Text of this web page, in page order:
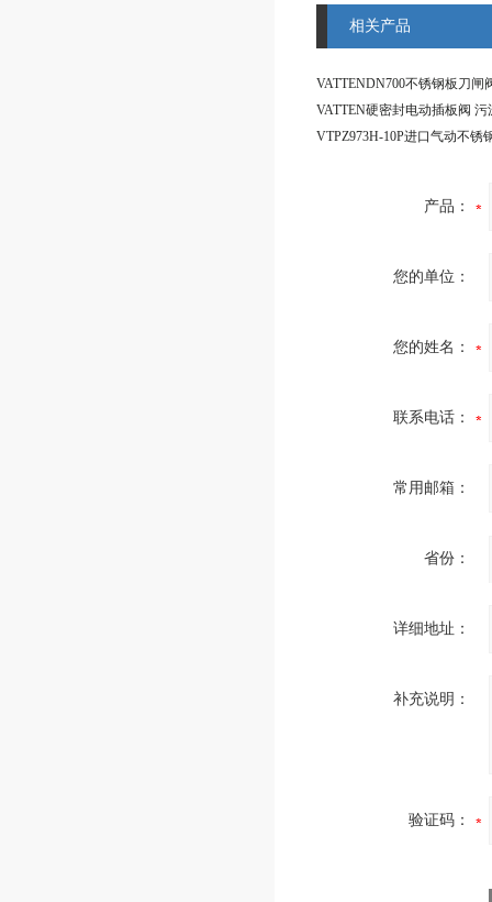
相关产品
产品：
您的单位：
您的姓名：
联系电话：
常用邮箱：
省份：
详细地址：
补充说明：
验证码：